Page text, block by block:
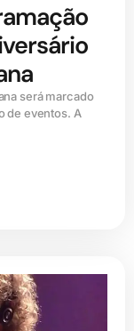
será marcado
de eventos. A